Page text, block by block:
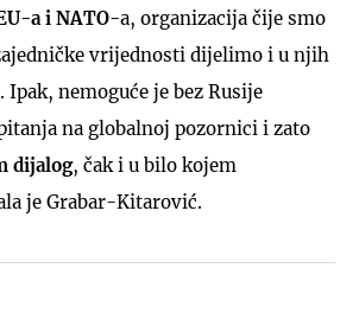
a i NATO-a, organizacija čije smo
vrijednosti dijelimo i u njih
nemoguće je bez Rusije
na globalnoj pozornici i zato
dijalog, čak i u bilo kojem
je Grabar-Kitarović.